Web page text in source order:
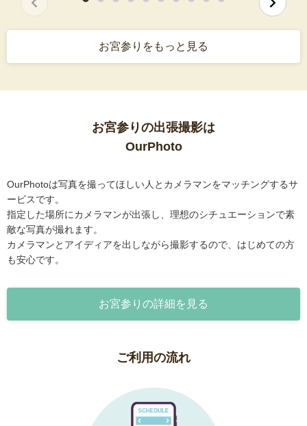
お宮参りをもっと見る
お宮参りの出張撮影は
OurPhoto
OurPhotoは写真を撮ってほしい人とカメラマンをマッチングするサ
ービスです。
指定した場所にカメラマンが出張し、理想のシチュエーションで素
敵な写真が撮れます。
カメラマンとアイディアを出しながら撮影するので、はじめての方
も安心です。
お宮参りの詳細を見る
ご利用の流れ